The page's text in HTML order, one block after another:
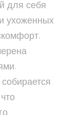
для себя
ухоженных